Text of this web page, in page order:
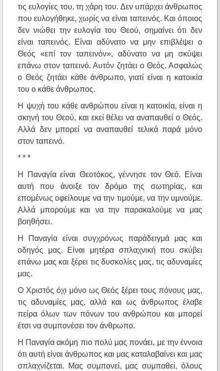
τις ευλογίες του, τη χάρη του. Δεν υπάρχει άνθρωπος
που ευλογήθηκε, χωρίς να είναι ταπεινός. Και όποιος
δεν νιώθει την ευλογία του Θεού, σημαίνει ότι δεν
είναι ταπεινός. Είναι αδύνατο να μην επιβλέψει ο
Θεός «επί τον ταπεινόν», αδύνατο να μη σκύψει
επάνω στον ταπεινό. Αυτόν ζητάει ο Θεός. Ασφαλώς
ο Θεός ζητάει κάθε άνθρωπο, γιατί είναι η κατοικία
του ο κάθε άνθρωπος.
Η ψυχή του κάθε ανθρώπου είναι η κατοικία, είναι η
σκηνή του Θεού, και εκεί θέλει να αναπαυθεί ο Θεός.
Αλλά δεν μπορεί να αναπαυθεί τελικά παρά μόνο
στον ταπεινό.
* * *
Η Παναγία είναι Θεοτόκος, γέννησε τον Θεό. Είναι
αυτή που άνοιξε τον δρόμο της σωτηρίας, και
επομένως οφείλουμε να την τιμούμε, να την υμνούμε.
Αλλά μπορούμε και να την παρακαλούμε να μας
βοηθήσει.
Η Παναγία είναι συγχρόνως παράδειγμά μας και
οδηγός μας. Είναι μητέρα σπλαχνική που σκύβει
επάνω μας και ξέρει τις δυσκολίες μας, τις αδυναμίες
μας.
Ο Χριστός όχι μόνο ως Θεός ξέρει τους πόνους μας,
τις αδυναμίες μας, αλλά και ως άνθρωπος έλαβε
πείρα όλων των πόνων του ανθρώπου και μπορεί
έτσι να συμπονέσει τον άνθρωπο.
Η Παναγία ακόμη πιο πολύ μας πονάει, με την έννοια
ότι αυτή είναι άνθρωπος και μας καταλαβαίνει και μας
σπλαχνίζεται. Μας συμπονεί, μας συμπαθεί, όλους